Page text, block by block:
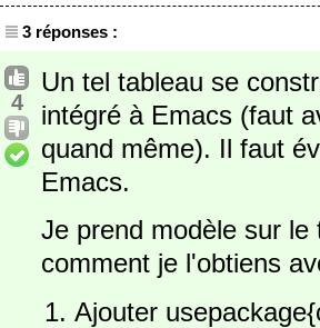
3 réponses :
4
Un tel tableau se
intégré à Emacs (faut
quand même). Il faut
Emacs.
Je prend modèle sur
comment je l'obtiens
Ajouter